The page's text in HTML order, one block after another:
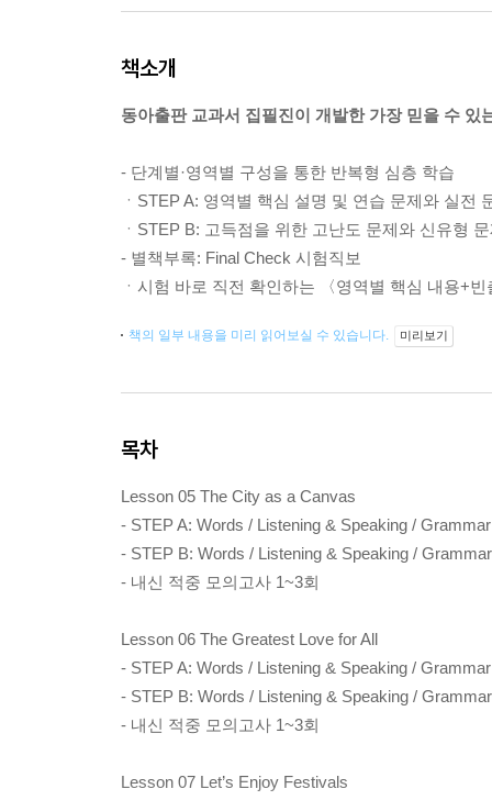
책소개
동아출판 교과서 집필진이 개발한 가장 믿을 수 있
- 단계별·영역별 구성을 통한 반복형 심층 학습
ㆍSTEP A: 영역별 핵심 설명 및 연습 문제와 실전
ㆍSTEP B: 고득점을 위한 고난도 문제와 신유형
- 별책부록: Final Check 시험직보
ㆍ시험 바로 직전 확인하는 〈영역별 핵심 내용+
책의 일부 내용을 미리 읽어보실 수 있습니다. 미리보기
목차
Lesson 05 The City as a Canvas
- STEP A: Words / Listening & Speaking /
- STEP B: Words / Listening & Speaking /
- 내신 적중 모의고사 1~3회
Lesson 06 The Greatest Love for All
- STEP A: Words / Listening & Speaking /
- STEP B: Words / Listening & Speaking /
- 내신 적중 모의고사 1~3회
Lesson 07 Let’s Enjoy Festivals